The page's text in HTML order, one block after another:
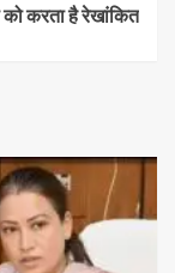
को करता है रेखांकित